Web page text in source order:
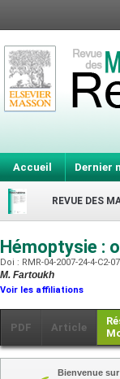
Accueil Dernier
REVUE DES
Hémoptysie :
Doi : RMR-04-2007-24-4-C2-
M. Fartoukh
Voir les affiliations
PDF Article
Bienvenue